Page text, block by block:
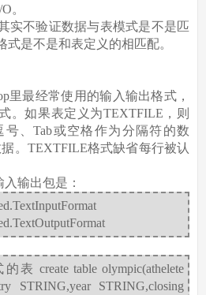
。
不验证数据与表模式是不是匹
是不是和表定义的相匹配。
最经常使用的输入输出格式，
。如果表定义为TEXTFILE，则
、Tab或空格作为分隔符的数
。TEXTFILE格式缺省每行被认
输出包是：
表 create table olympic(athelete
STRING,year STRING,closing